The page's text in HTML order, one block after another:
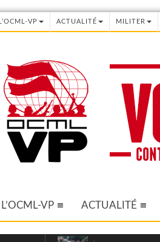
L’OCML-VP ACTUALITÉ MILITER
L’OCML-VP ACTUALITÉ